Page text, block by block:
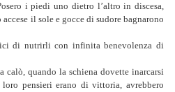
i piedi uno dietro l’altro in discesa,
il sole e gocce di sudore bagnarono
di nutrirli con infinita benevolenza di
calò, quando la schiena dovette inarcarsi
pensieri erano di vittoria, avrebbero